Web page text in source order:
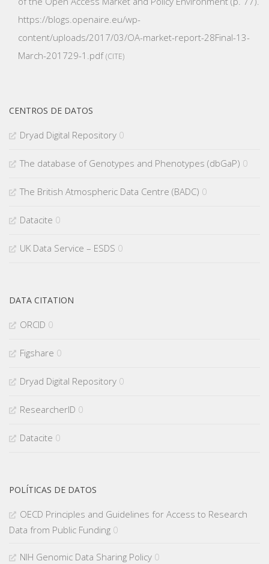
https://blogs.openaire.eu/wp-
content/uploads/2017/03/OA-market-report-28Final-13-
March-201729-1.pdf CITE
CENTROS DE DATOS
Dryad Digital Repository 0
The database of Genotypes and Phenotypes (dbGaP) 0
The British Atmospheric Data Centre (BADC) 0
Datacite 0
UK Data Service – ESDS 0
DATA CITATION
ORCID 0
Figshare 0
Dryad Digital Repository 0
ResearcherID 0
Datacite 0
POLÍTICAS DE DATOS
OECD Principles and Guidelines for Access to Research
Data from Public Funding 0
NIH Genomic Data Sharing Policy 0